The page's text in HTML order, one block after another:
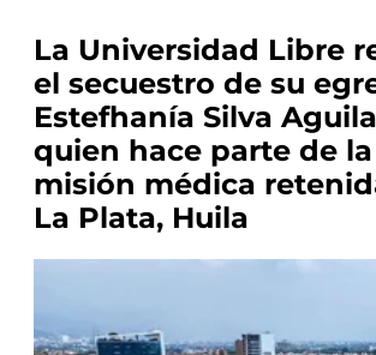
La Universidad Libre
el secuestro de su
Estefhanía Silva
quien hace parte de la
misión médica
La Plata, Huila